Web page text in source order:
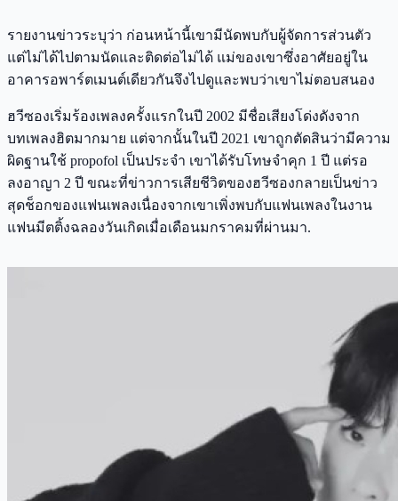
รายงานข่าวระบุว่า ก่อนหน้านี้เขามีนัดพบกับผู้จัดการส่วนตัว
แต่ไม่ได้ไปตามนัดและติดต่อไม่ได้ แม่ของเขาซึ่งอาศัยอยู่ใน
อาคารอพาร์ตเมนต์เดียวกันจึงไปดูและพบว่าเขาไม่ตอบสนอง
ฮวีซองเริ่มร้องเพลงครั้งแรกในปี 2002 มีชื่อเสียงโด่งดังจาก
บทเพลงฮิตมากมาย แต่จากนั้นในปี 2021 เขาถูกตัดสินว่ามีความ
ผิดฐานใช้ propofol เป็นประจำ เขาได้รับโทษจำคุก 1 ปี แต่รอ
ลงอาญา 2 ปี ขณะที่ข่าวการเสียชีวิตของฮวีซองกลายเป็นข่าว
สุดช็อกของแฟนเพลงเนื่องจากเขาเพิ่งพบกับแฟนเพลงในงาน
แฟนมีตติ้งฉลองวันเกิดเมื่อเดือนมกราคมที่ผ่านมา.